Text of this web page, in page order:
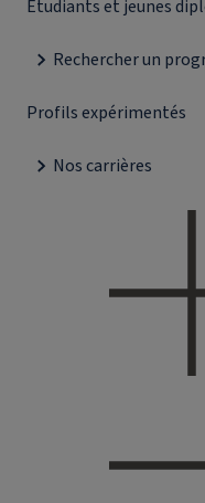
Étudiants et jeunes
Rechercher un
Profils expérimentés
Nos carrières